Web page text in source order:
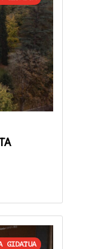
GIDATUA